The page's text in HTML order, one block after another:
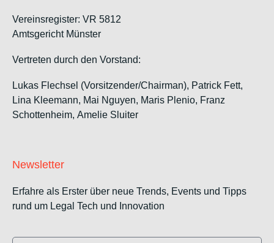
Vereinsregister: VR 5812
Amtsgericht Münster
Vertreten durch den Vorstand:
Lukas Flechsel (Vorsitzender/Chairman), Patrick Fett,
Lina Kleemann, Mai Nguyen, Maris Plenio, Franz
Schottenheim, Amelie Sluiter
Newsletter
Erfahre als Erster über neue Trends, Events und Tipps
rund um Legal Tech und Innovation